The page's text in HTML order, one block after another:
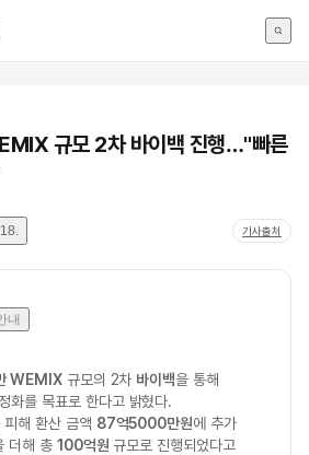
규모 2차 바이백 진행…"빠른
기사출처
내
WEMIX규모의 2차 바이백을 통해
화를 목표로 한다고 밝혔다.
피해 환산 금액 87억5000만원에 추가
더해 총 100억원 규모로 진행되었다고